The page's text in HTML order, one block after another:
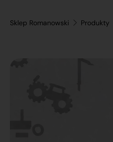
Sklep Romanowski Produkty